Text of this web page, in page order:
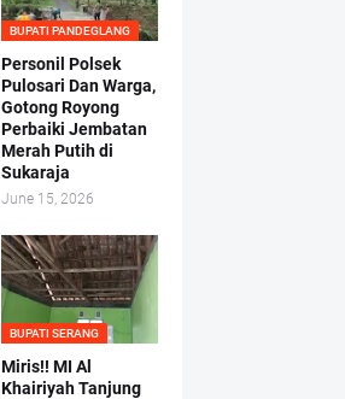
BUPATI PANDEGLANG
Personil Polsek
Pulosari Dan Warga,
Gotong Royong
Perbaiki Jembatan
Merah Putih di
Sukaraja
June 15, 2026
BUPATI SERANG
Miris!! MI Al
Khairiyah Tanjung